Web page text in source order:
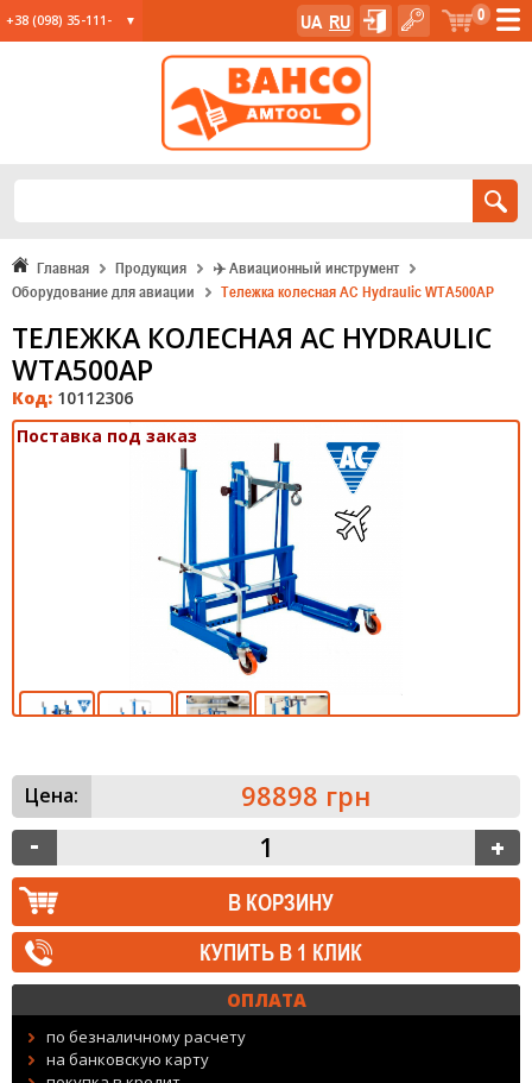
+38 (098) 35-111- 0
UA RU
Главная Продукция
✈️ Авиационный инструмент
Оборудование для авиации
Тележка колесная AC Hydraulic WTA500AP
ТЕЛЕЖКА КОЛЕСНАЯ AC HYDRAULIC
WTA500AP
Код: 10112306
Поставка под заказ
Цена: 98898 грн
КУПИТЬ В 1 КЛИК
ОПЛАТА
по безналичному расчету
на банковскую карту